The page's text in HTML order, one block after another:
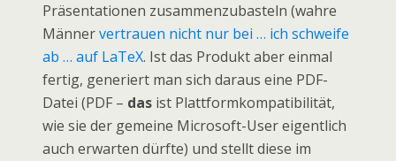
Präsentationen zusammenzubasteln (wahre
Männervertrauen nicht nur bei … ich schweife
ab … auf LaTeX. Ist das Produkt aber einmal
fertig, generiert man sich daraus eine PDF-
Datei (PDF – das ist Plattformkompatibilität,
wie sie der gemeine Microsoft-User eigentlich
auch erwarten dürfte) und stellt diese im